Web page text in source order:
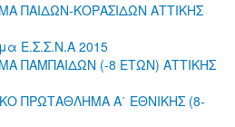
ΠΑΙΔΩΝ-ΚΟΡΑΣΙΔΩΝ ΑΤΤΙΚΗΣ
Ε.Σ.Σ.Ν.Α 2015
ΠΑΜΠΑΙΔΩΝ (-8 ΕΤΩΝ) ΑΤΤΙΚΗΣ
ΠΡΩΤΑΘΛΗΜΑ Α΄ ΕΘΝΙΚΗΣ (8-